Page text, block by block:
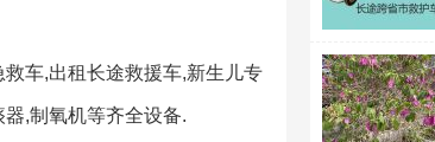
车,出租长途救援车,新生儿专
,制氧机等齐全设备.